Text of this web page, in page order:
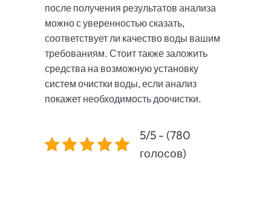
после получения результатов анализа
можно с уверенностью сказать,
соответствует ли качество воды вашим
требованиям. Стоит также заложить
средства на возможную установку
систем очистки воды, если анализ
покажет необходимость доочистки.
5/5 - (780
голосов)